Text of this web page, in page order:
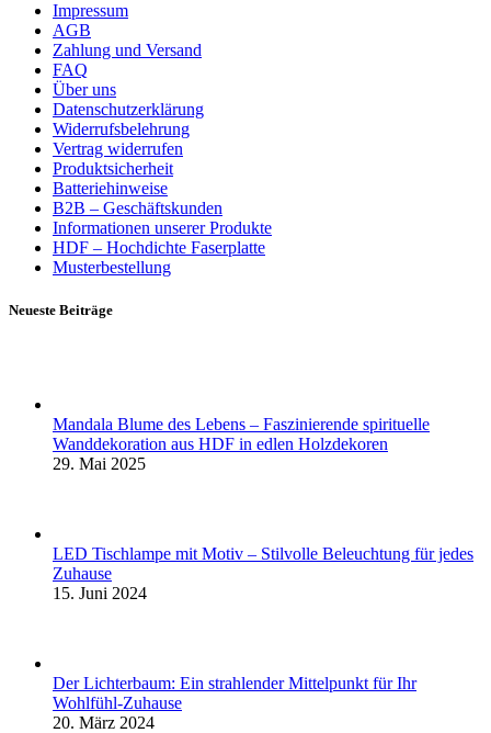
Impressum
AGB
Zahlung und Versand
FAQ
Über uns
Datenschutzerklärung
Widerrufsbelehrung
Vertrag widerrufen
Produktsicherheit
Batteriehinweise
B2B – Geschäftskunden
Informationen unserer Produkte
HDF – Hochdichte Faserplatte
Musterbestellung
Neueste Beiträge
Mandala Blume des Lebens – Faszinierende spirituelle
Wanddekoration aus HDF in edlen Holzdekoren
29. Mai 2025
LED Tischlampe mit Motiv – Stilvolle Beleuchtung für jedes
Zuhause
15. Juni 2024
Der Lichterbaum: Ein strahlender Mittelpunkt für Ihr
Wohlfühl-Zuhause
20. März 2024